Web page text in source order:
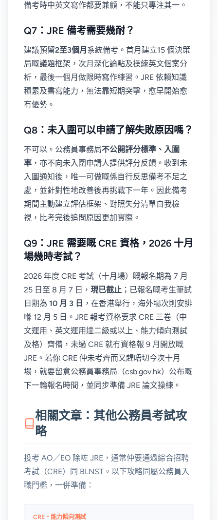
備考時中英文寫作都要兼顧，不能只專注其一。
Q7：JRE 備考需要幾耐？
建議預留2至3個月 系統備考。首月建立15 個決策
局嘅議題框架，次月深化論點及操練英文個案分
析，最後一個月做限時寫作練習。JRE 依賴知識
積累及書寫能力，無法靠短期突擊，愈早開始愈
有優勢。
Q8：未入圍可以申請了解失敗原因嗎？
不可以。公務員事務局不公開評分標準、入圍
率 ，亦不向未入圍申請人提供評分反饋。收到未
入圍通知後，唯一可做嘅係自行反思備考不足之
處，並針對性地改善後再挑戰下一年。因此備考
期間主動建立評估框架、對照失分清單自我檢
視，比考完後追問原因更加實際。
Q9：JRE 需要嘅 CRE 資格，2026 十月
場幾時考試？
2026 年度 CRE 考試（十月場）嘅報名期為 7 月
25 日至 8 月 7 日， 現已截止 ；已報名嘅考生筆試
日期為 10 月 3 日 ，在香港舉行，海外場次則安排
喺 12 月 5 日。JRE 報考資格要求 CRE 三卷（中
文運用、英文運用達二級或以上、能力傾向測試
及格）齊備，未過 CRE 就冇資格報 9 月開放嘅
JRE。若你 CRE 仲未考齊而又趕唔切今次十月
場，就要留意公務員事務局（csb.gov.hk）公布嘅
下一輪報名時間，並同步準備 JRE 論文操練。
相關文章：其他公務員考試攻
略
投考 AO／EO 除咗 JRE，通常仲要通過綜合招聘
考試（CRE）同 BLNST。以下攻略同屬公務員入
職門檻，一併準備：
CRE・能力傾向測試